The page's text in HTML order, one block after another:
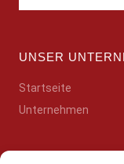
UNSER
Startseite
Unternehmen